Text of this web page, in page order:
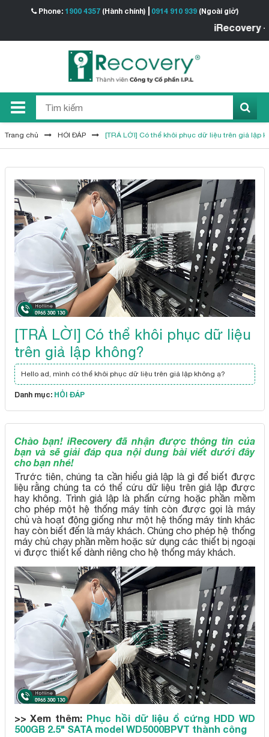
Phone: 1900 4357(Hành chính) 0914 910 939(Ngoài giờ)
iRecovery -
Trang chủ HỎI ĐÁP [TRẢ LỜI] Có thể khôi phục dữ liệu trên giả lập
[TRẢ LỜI] Có thể khôi phục dữ liệu
trên giả lập không?
Hello ad, mình có thể khôi phục dữ liệu trên giả lập không ạ?
Danh mục: HỎI ĐÁP
Chào bạn! iRecovery đã nhận được thông tin của
bạn và sẽ giải đáp qua nội dung bài viết dưới đây
cho bạn nhé!
Trước tiên, chúng ta cần hiểu giả lập là gì để biết được
liệu rằng chúng ta có thể cứu dữ liệu trên giả lập được
hay không. Trình giả lập là phấn cứng hoặc phần mềm
cho phép một hệ thống máy tính còn được gọi là máy
chủ và hoạt động giống như một hệ thống máy tính khác
hay còn biết đến là máy khách. Chúng cho phép hệ thống
máy chủ chạy phần mềm hoặc sử dụng các thiết bị ngoại
vi được thiết kế dành riêng cho hệ thống máy khách.
>> Xem thêm: Phục hồi dữ liệu ổ cứng HDD WD
500GB 2.5" SATA model WD5000BPVT thành công